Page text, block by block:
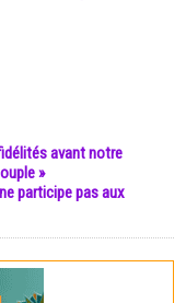
avant notre
»
participe pas aux